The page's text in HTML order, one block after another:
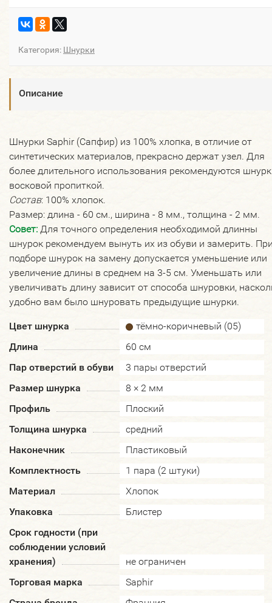
Категория: Шнурки
Описание
Шнурки Saphir (Сапфир) из 100% хлопка, в отличие от
синтетических материалов, прекрасно держат узел. Для
более длительного использования рекомендуются
восковой пропиткой.
Состав: 100% хлопок.
Размер: длина - 60 см., ширина - 8 мм., толщина - 2 мм.
Совет: Для точного определения необходимой длинны
шнурок рекомендуем вынуть их из обуви и замерить.
подборе шнурок на замену допускается уменьшение или
увеличение длины в среднем на 3-5 см. Уменьшать или
увеличивать длину зависит от способа шнуровки,
удобно вам было шнуровать предыдущие шнурки.
Цвет шнурка
тёмно-коричневый (05)
Длина
60 см
Пар отверстий в обуви
3 пары отверстий
Размер шнурка
8 × 2 мм
Профиль
Плоский
Толщина шнурка
средний
Наконечник
Пластиковый
Комплектность
1 пара (2 штуки)
Материал
Хлопок
Упаковка
Блистер
Срок годности (при
соблюдении условий
хранения)
не ограничен
Торговая марка
Saphir